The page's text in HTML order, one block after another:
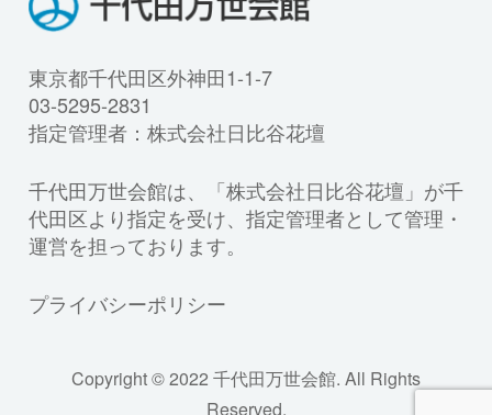
東京都千代田区外神田1-1-7
03-5295-2831
指定管理者：株式会社日比谷花壇
千代田万世会館は、「株式会社日比谷花壇」が千
代田区より指定を受け、指定管理者として管理・
運営を担っております。
プライバシーポリシー
Copyright © 2022 千代田万世会館. All Rights
Reserved.